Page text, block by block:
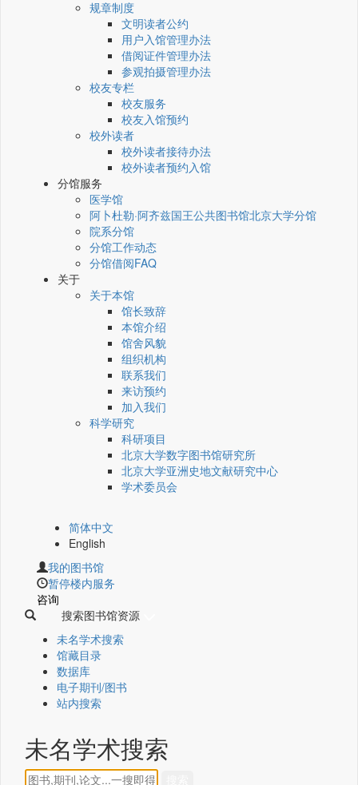
规章制度
文明读者公约
用户入馆管理办法
借阅证件管理办法
参观拍摄管理办法
校友专栏
校友服务
校友入馆预约
校外读者
校外读者接待办法
校外读者预约入馆
分馆服务
医学馆
阿卜杜勒·阿齐兹国王公共图书馆北京大学分馆
院系分馆
分馆工作动态
分馆借阅FAQ
关于
关于本馆
馆长致辞
本馆介绍
馆舍风貌
组织机构
联系我们
来访预约
加入我们
科学研究
科研项目
北京大学数字图书馆研究所
北京大学亚洲史地文献研究中心
学术委员会
简体中文
English
我的图书馆
暂停楼内服务
咨询
搜索图书馆资源
未名学术搜索
馆藏目录
数据库
电子期刊/图书
站内搜索
未名学术搜索